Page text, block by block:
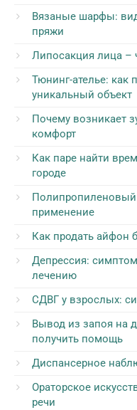
Вязаные шарфы:
пряжи
Липосакция лица –
Тюнинг-ателье: как
уникальный объект
Почему возникает
комфорт
Как паре найти
городе
применение
Как продать айфон
Депрессия:
лечению
СДВГ у взрослых:
Вывод из запоя на
получить помощь
Диспансерное
Ораторское
речи